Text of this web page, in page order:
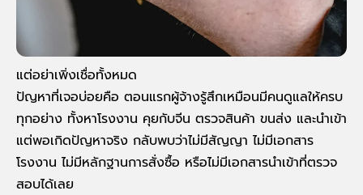
แต่อย่าเพิ่งเชื่อทั้งหมด
ปัญหาที่เจอบ่อยคือ ตอนแรกผู้จ้างรู้สึกเหมือนมีคนดูแลให้ครบ
ทุกอย่าง ทั้งหาโรงงาน คุยกับจีน ตรวจสินค้า ขนส่ง และนำเข้า
แต่พอเกิดปัญหาจริง กลับพบว่าไม่มีสัญญา ไม่มีเอกสาร
โรงงาน ไม่มีหลักฐานการสั่งซื้อ หรือไม่มีเอกสารนำเข้าที่ตรวจ
สอบได้เลย